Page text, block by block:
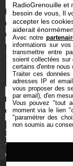
RadioGrenouille et
besoin de vous, Il
accepter les
aiderait
Avec notre
informations sur
transmettre entre
soient collectées
certains d'entre nous
Traiter ces données
adresses IP et
vous proposer des
par email), d'en
Vous pouvez "tout
moment via le lien
"paramétrer des
non soumis au